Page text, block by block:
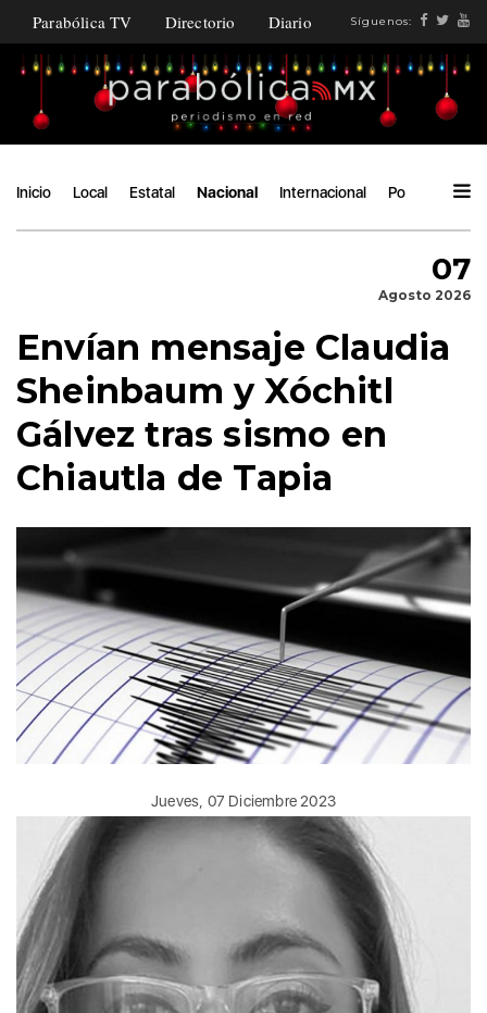
Parabólica TV Directorio Diario Síguenos:
Inicio Local Estatal Nacional Internacional Política
07
Agosto 2026
Envían mensaje Claudia
Sheinbaum y Xóchitl
Gálvez tras sismo en
Chiautla de Tapia
Jueves, 07 Diciembre 2023